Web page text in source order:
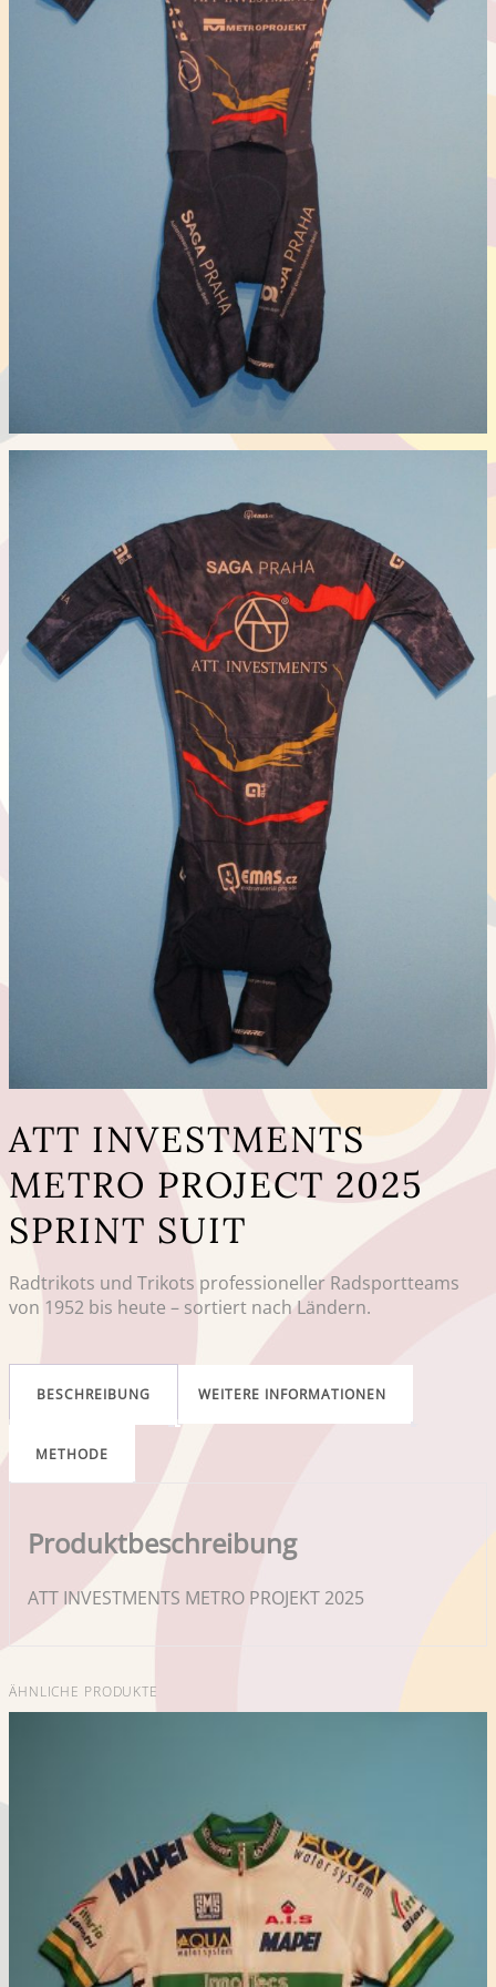
ATT INVESTMENTS
METRO PROJECT 2025
SPRINT SUIT
Radtrikots und Trikots professioneller Radsportteams
von 1952 bis heute – sortiert nach Ländern.
BESCHREIBUNG WEITERE INFORMATIONEN
METHODE
Produktbeschreibung
ATT INVESTMENTS METRO PROJEKT 2025
ÄHNLICHE PRODUKTE